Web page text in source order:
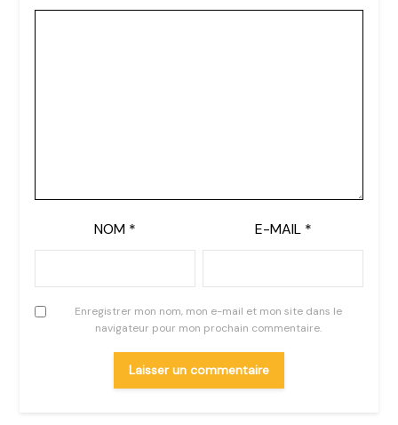
NOM * E-MAIL *
Enregistrer mon nom, mon e-mail et mon site dans le
navigateur pour mon prochain commentaire.